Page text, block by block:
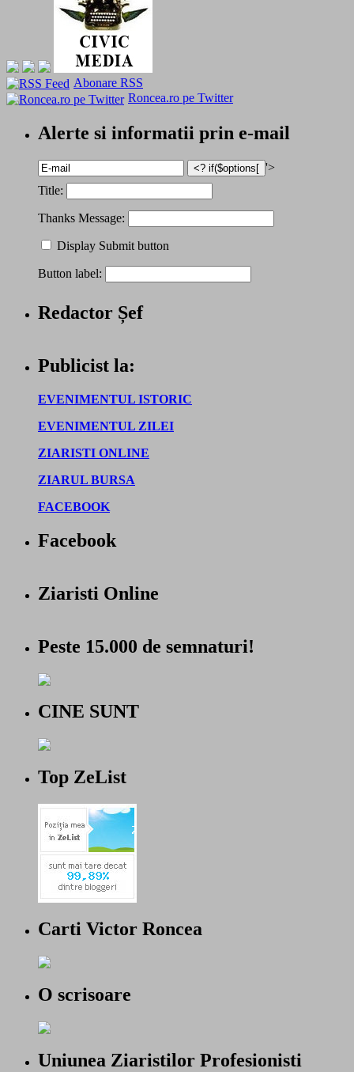
Abonare RSS
Roncea.ro pe Twitter
Alerte si informatii prin e-mail
'>
Title:
Thanks Message:
Display Submit button
Button label:
Redactor Șef
Publicist la:
EVENIMENTUL ISTORIC
EVENIMENTUL ZILEI
ZIARISTI ONLINE
ZIARUL BURSA
FACEBOOK
Facebook
Ziaristi Online
Peste 15.000 de semnaturi!
CINE SUNT
Top ZeList
Carti Victor Roncea
O scrisoare
Uniunea Ziaristilor Profesionisti